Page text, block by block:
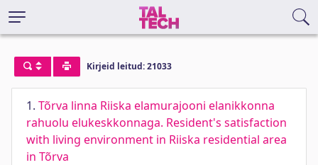
Kirjeid leitud: 21033
1. Tõrva linna Riiska elamurajooni elanikkonna
rahuolu elukeskkonnaga. Resident's satisfaction
with living environment in Riiska residential area
in Tõrva